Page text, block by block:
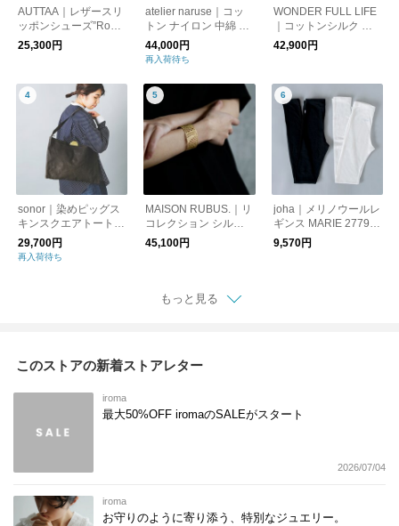
AUTTAA｜レザースリ
ッポンシューズ”Room
Shoes” room-shoes
25,300円
atelier naruse｜コッ
トン ナイロン 中綿 コ
ート f04053
44,000円
再入荷待ち
WONDER FULL LIFE
｜コットンシルク ブ
ロックプリント ブラ
ウス “DUAL BLOUSE”
42,900円
sonor｜染めピッグス
キンスクエアトートバ
ッグ“SOME SHIKAKU
M” some-shikaku-m
29,700円
再入荷待ち
MAISON RUBUS.｜リ
コレクション シルバ
ー×イエローゴールド
メッキ レース バング
ame1
45,100円
joha｜メリノウールレ
ギンス MARIE 27790-
5 アンダーウェア
レッグウェア タイツ
9,570円
もっと見る
このストアの新着ストアレター
iroma
最大50%OFF iromaのSALEがスタート
2026/07/04
iroma
お守りのように寄り添う、特別なジュエリー。